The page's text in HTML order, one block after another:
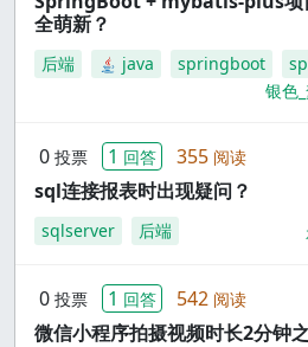
全萌新？
后端 java springboot
银色
0 投票 1 回答 355 阅读
sql连接报表时出现疑问？
sqlserver 后端
0 投票 1 回答 542 阅读
微信小程序拍摄视频时长2分钟